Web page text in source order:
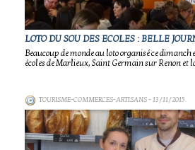
LOTO DU SOU DES ECOLES : BELLE
Beaucoup de monde au loto organisé ce
écoles de Marlieux, Saint Germain sur Renon et
TOURISME-COMMERCES-ARTISANS- 13/11/2015